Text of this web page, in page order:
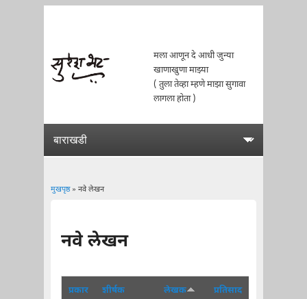
मला आणून दे आधी जुन्या
खाणाखुणा माझ्या
( तुला तेव्हा म्हणे माझा सुगावा
लागला होता )
मुखपृष्ठ» नवे लेखन
नवे लेखन
प्रकार शीर्षक लेखक प्रतिसाद